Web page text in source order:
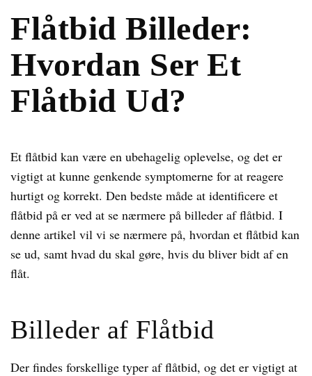
Flåtbid Billeder:
Hvordan Ser Et
Flåtbid Ud?
Et flåtbid kan være en ubehagelig oplevelse, og det er
vigtigt at kunne genkende symptomerne for at reagere
hurtigt og korrekt. Den bedste måde at identificere et
flåtbid på er ved at se nærmere på billeder af flåtbid. I
denne artikel vil vi se nærmere på, hvordan et flåtbid kan
se ud, samt hvad du skal gøre, hvis du bliver bidt af en
flåt.
Billeder af Flåtbid
Der findes forskellige typer af flåtbid, og det er vigtigt at